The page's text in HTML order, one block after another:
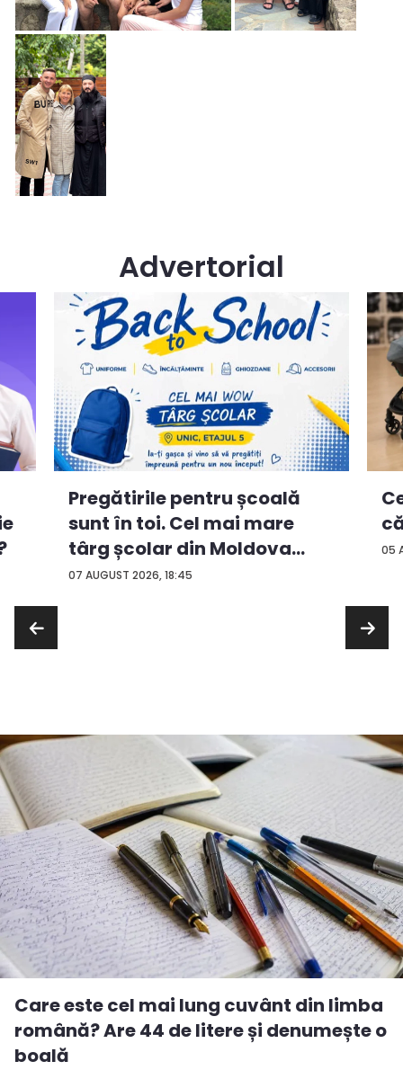
Advertorial
07 AUGUST 2026, 18:45
Pregătirile pentru școală
sunt în toi. Cel mai mare
târg școlar din Moldova
con...
05
Care este cel mai lung cuvânt din limba
română? Are 44 de litere și denumește o
boală